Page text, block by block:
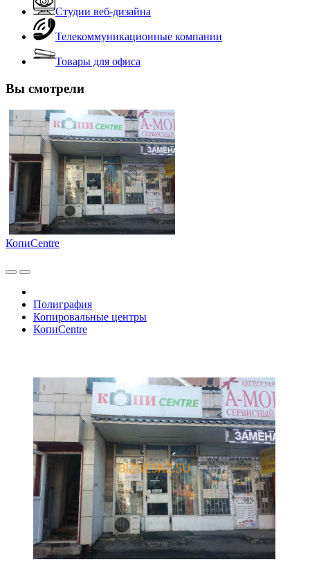
Студии веб-дизайна
Телекоммуникационные компании
Товары для офиса
Вы смотрели
КопиCentre
Полиграфия
Копировальные центры
КопиCentre